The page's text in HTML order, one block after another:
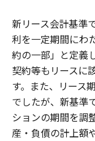
新リース会計基準
利を一定期間にわ
約の一部」と定義
契約等もリースに
す。また、リース
でしたが、新基準
ションの期間を調
産・負債の計上額